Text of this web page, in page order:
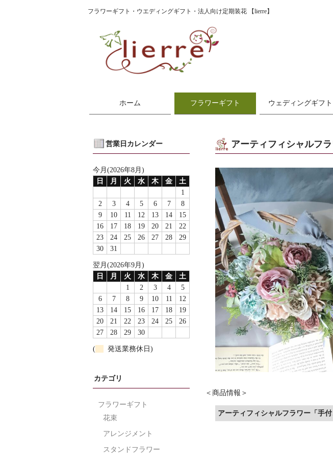
フラワーギフト・ウエディングギフト・法人向け定期装花 【lierre】
ホーム フラワーギフト ウェディングギフト
アーティフィシャルフ
アーティフィシャルフラワー「手付
営業日カレンダー
今月(2026年8月)
日
月 火 水 木 金
土
1
2
3 4 5 6 7
8
9
10 11 12 13 14
15
16
17 18 19 20 21
22
23
24 25 26 27 28
29
30
31
翌月(2026年9月)
日
月 火 水 木 金
土
1
2 3 4
5
6
7 8 9 10 11
12
13
14 15 16 17 18
19
20
21 22 23 24 25
26
27
28 29 30
( 発送業務休日)
カテゴリ
フラワーギフト
花束
アレンジメント
スタンドフラワー